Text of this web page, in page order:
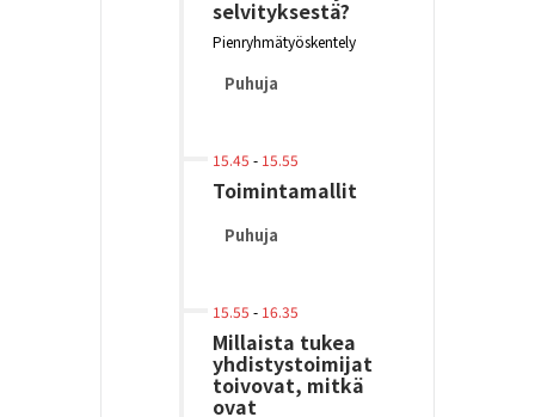
selvityksestä?
Pienryhmätyöskentely
Puhuja
15.45 - 15.55
Toimintamallit
Puhuja
15.55 - 16.35
Millaista tukea
yhdistystoimijat
toivovat, mitkä
ovat